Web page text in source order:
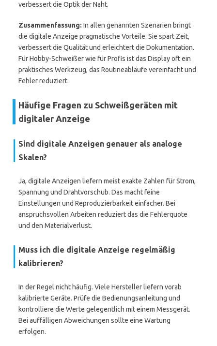
verbessert die Optik der Naht.
Zusammenfassung: In allen genannten Szenarien bringt
die digitale Anzeige pragmatische Vorteile. Sie spart Zeit,
verbessert die Qualität und erleichtert die Dokumentation.
Für Hobby-Schweißer wie für Profis ist das Display oft ein
praktisches Werkzeug, das Routineabläufe vereinfacht und
Fehler reduziert.
Häufige Fragen zu Schweißgeräten mit
digitaler Anzeige
Sind digitale Anzeigen genauer als analoge
Skalen?
Ja, digitale Anzeigen liefern meist exakte Zahlen für Strom,
Spannung und Drahtvorschub. Das macht feine
Einstellungen und Reproduzierbarkeit einfacher. Bei
anspruchsvollen Arbeiten reduziert das die Fehlerquote
und den Materialverlust.
Muss ich die digitale Anzeige regelmäßig
kalibrieren?
In der Regel nicht häufig. Viele Hersteller liefern vorab
kalibrierte Geräte. Prüfe die Bedienungsanleitung und
kontrolliere die Werte gelegentlich mit einem Messgerät.
Bei auffälligen Abweichungen sollte eine Wartung
erfolgen.